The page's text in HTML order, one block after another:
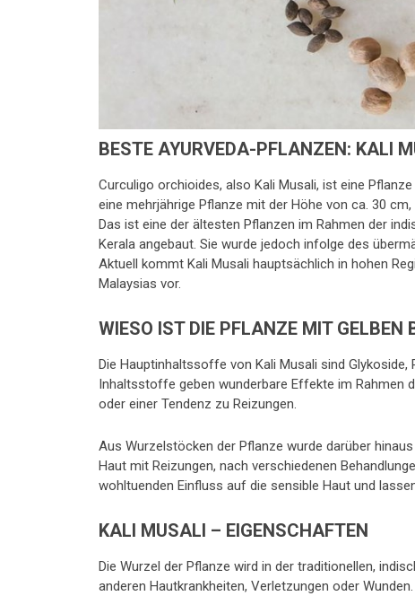
BESTE AYURVEDA-PFLANZEN: KALI
Curculigo orchioides, also Kali Musali, ist eine
eine mehrjährige Pflanze mit der Höhe von ca. 30
Das ist eine der ältesten Pflanzen im Rahmen der
Kerala angebaut. Sie wurde jedoch infolge des
Aktuell kommt Kali Musali hauptsächlich in hohen
Malaysias vor.
WIESO IST DIE PFLANZE MIT GELBEN
Die Hauptinhaltssoffe von Kali Musali sind
Inhaltsstoffe geben wunderbare Effekte im Rahmen
oder einer Tendenz zu Reizungen.
Aus Wurzelstöcken der Pflanze wurde darüber
Haut mit Reizungen, nach verschiedenen
wohltuenden Einfluss auf die sensible Haut und
KALI MUSALI – EIGENSCHAFTEN
Die Wurzel der Pflanze wird in der traditionellen,
anderen Hautkrankheiten, Verletzungen oder